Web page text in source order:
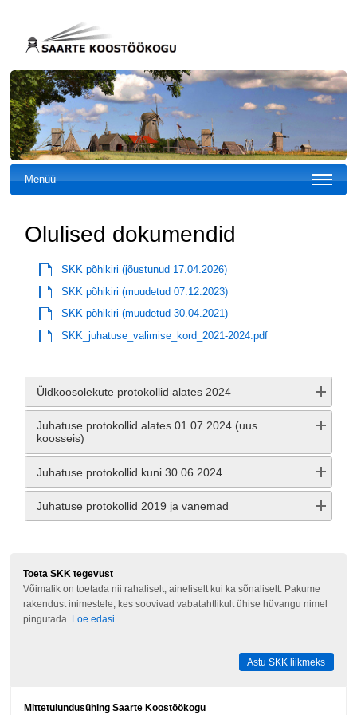
Menüü
Olulised dokumendid
SKK põhikiri (jõustunud 17.04.2026)
SKK põhikiri (muudetud 07.12.2023)
SKK põhikiri (muudetud 30.04.2021)
SKK_juhatuse_valimise_kord_2021-2024.pdf
Üldkoosolekute protokollid alates 2024
Juhatuse protokollid alates 01.07.2024 (uus
koosseis)
Juhatuse protokollid kuni 30.06.2024
Juhatuse protokollid 2019 ja vanemad
Toeta SKK tegevust
Võimalik on toetada nii rahaliselt, aineliselt kui ka sõnaliselt. Pakume
rakendust inimestele, kes soovivad vabatahtlikult ühise hüvangu nimel
pingutada.
Loe edasi...
Astu SKK liikmeks
Mittetulundusühing Saarte Koostöökogu